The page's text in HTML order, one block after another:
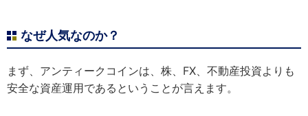
なぜ人気なのか？
まず、アンティークコインは、株、FX、不動産投資よりも
安全な資産運用であるということが言えます。